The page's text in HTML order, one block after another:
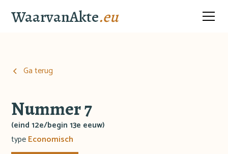
WaarvanAkte.eu
Ga terug
Nummer 7
(eind 12e/begin 13e eeuw)
typeEconomisch